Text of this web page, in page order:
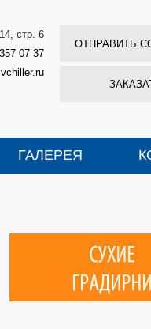
стр. 6
07 37
ОТПРАВИТЬ
ГАЛЕРЕЯ